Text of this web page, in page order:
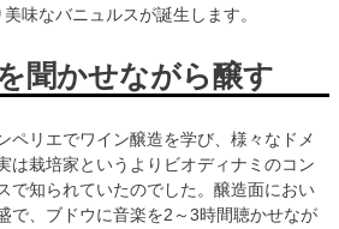
味なバニュルスが誕生します。
聞かせながら醸す
ペリエでワイン醸造を学び、様々なドメ
は栽培家というよりビオディナミのコン
で知られていたのでした。醸造面におい
で、ブドウに音楽を2～3時間聴かせなが